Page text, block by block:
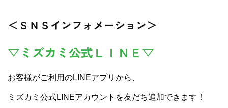
＜ＳＮＳインフォメーション＞
▽ミズカミ公式ＬＩＮＥ▽
お客様がご利用のLINEアプリから、
ミズカミ公式LINEアカウントを友だち追加できます！